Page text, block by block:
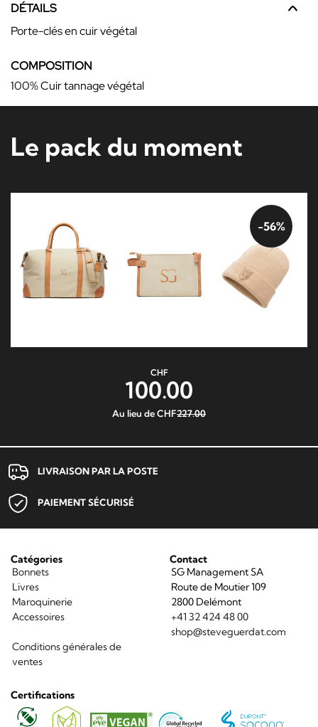
DÉTAILS
Porte-clés en cuir végétal
COMPOSITION
100% Cuir tannage végétal
Le pack du moment
-56%
CHF
100.00
Au lieu de CHF227.00
LIVRAISON PAR LA POSTE
PAIEMENT SÉCURISÉ
Catégories
Bonnets
Livres
Maroquinerie
Accessoires
Conditions générales de
ventes
Contact
SG Management SA
Route de Moutier 109
2800 Delémont
+41 32 424 48 00
shop@steveguerdat.com
Certifications
Vegan
Global